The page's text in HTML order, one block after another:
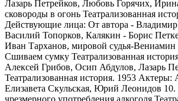
Лазарь Петрейков, Любовь Горячих,
сковороды в огонь Театрализованная
Действующие лица: От автора - Владимир
Василий Топорков, Калякин - Борис
Иван Тарханов, мировой судья-Вениамин
Сшиваем сумку Театрализованная
Алексей Грибов, Осип Абдулов, Лазарь
Театрализованная история. 1953 Актеры:
Елизавета Скульская, Юрий Леонидов 10.